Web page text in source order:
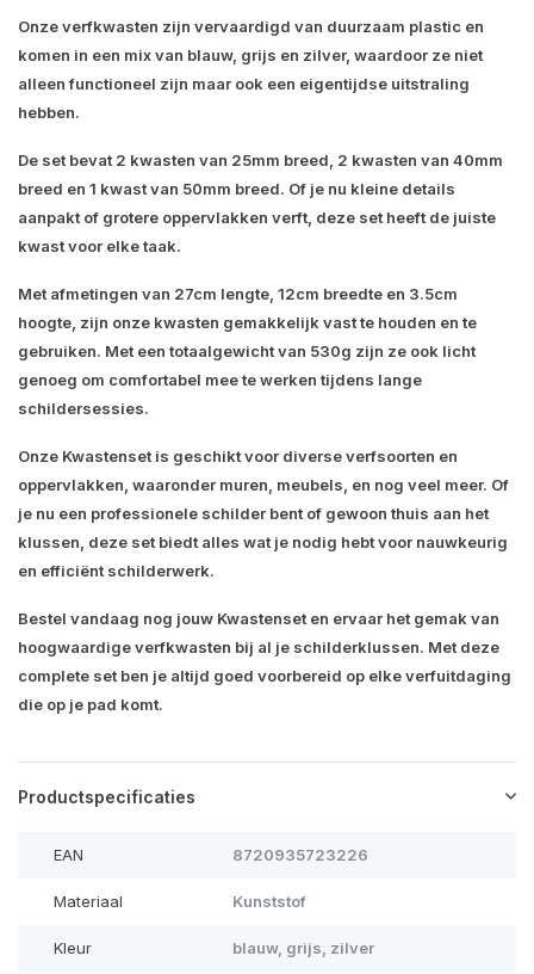
Onze verfkwasten zijn vervaardigd van duurzaam plastic en
komen in een mix van blauw, grijs en zilver, waardoor ze niet
alleen functioneel zijn maar ook een eigentijdse uitstraling
hebben.
De set bevat 2 kwasten van 25mm breed, 2 kwasten van 40mm
breed en 1 kwast van 50mm breed. Of je nu kleine details
aanpakt of grotere oppervlakken verft, deze set heeft de juiste
kwast voor elke taak.
Met afmetingen van 27cm lengte, 12cm breedte en 3.5cm
hoogte, zijn onze kwasten gemakkelijk vast te houden en te
gebruiken. Met een totaalgewicht van 530g zijn ze ook licht
genoeg om comfortabel mee te werken tijdens lange
schildersessies.
Onze Kwastenset is geschikt voor diverse verfsoorten en
oppervlakken, waaronder muren, meubels, en nog veel meer. Of
je nu een professionele schilder bent of gewoon thuis aan het
klussen, deze set biedt alles wat je nodig hebt voor nauwkeurig
en efficiënt schilderwerk.
Bestel vandaag nog jouw Kwastenset en ervaar het gemak van
hoogwaardige verfkwasten bij al je schilderklussen. Met deze
complete set ben je altijd goed voorbereid op elke verfuitdaging
die op je pad komt.
Productspecificaties
EAN 8720935723226
Materiaal Kunststof
Kleur blauw, grijs, zilver